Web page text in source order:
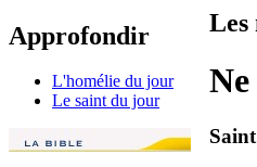
Approfondir
L'homélie du jour
Le saint du jour
Les